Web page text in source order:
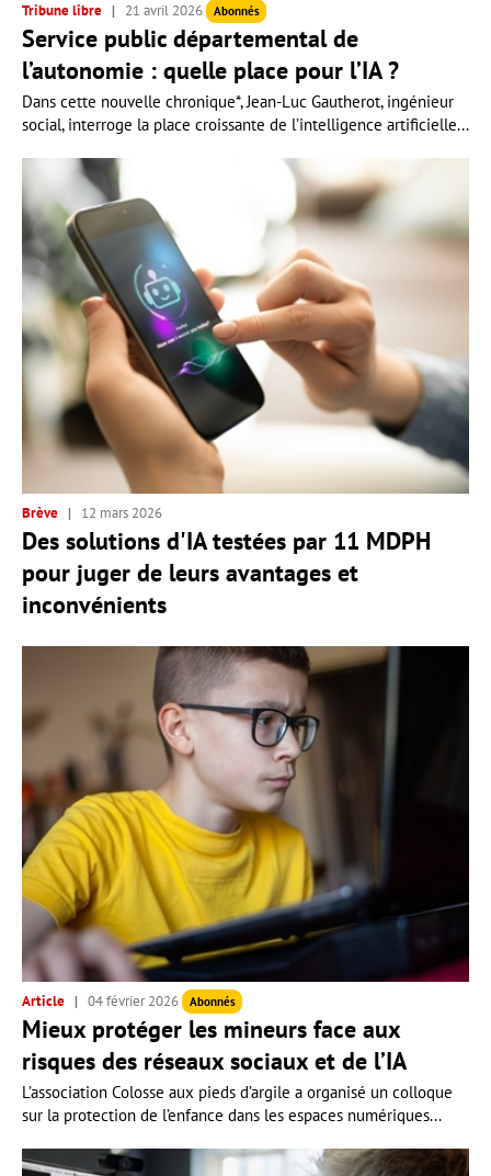
Tribune libre 21 avril 2026 Abonnés
Service public départemental de
l’autonomie : quelle place pour l’IA ?
Dans cette nouvelle chronique*, Jean-Luc Gautherot, ingénieur
social, interroge la place croissante de l’intelligence artificielle...
Brève 12 mars 2026
Des solutions d'IA testées par 11 MDPH
pour juger de leurs avantages et
inconvénients
Article 04 février 2026 Abonnés
Mieux protéger les mineurs face aux
risques des réseaux sociaux et de l’IA
L’association Colosse aux pieds d’argile a organisé un colloque
sur la protection de l’enfance dans les espaces numériques...